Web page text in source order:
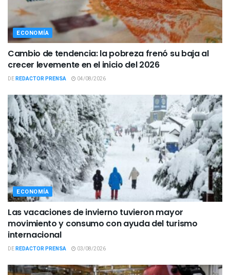
ECONOMÍA
Cambio de tendencia: la pobreza frenó su baja al
crecer levemente en el inicio del 2026
DEREDACTOR PRENSA 04/08/2026
ECONOMÍA
Las vacaciones de invierno tuvieron mayor
movimiento y consumo con ayuda del turismo
internacional
DEREDACTOR PRENSA 03/08/2026